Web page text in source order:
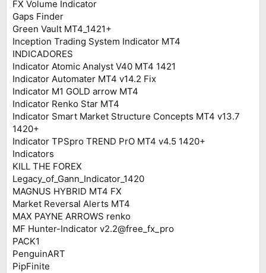
FX Volume Indicator
Gaps Finder
Green Vault MT4_1421+
Inception Trading System Indicator MT4
INDICADORES
Indicator Atomic Analyst V40 MT4 1421
Indicator Automater MT4 v14.2 Fix
Indicator M1 GOLD arrow MT4
Indicator Renko Star MT4
Indicator Smart Market Structure Concepts MT4 v13.7
1420+
Indicator TPSpro TREND PrO MT4 v4.5 1420+
Indicators
KILL THE FOREX
Legacy_of_Gann_Indicator_1420
MAGNUS HYBRID MT4 FX
Market Reversal Alerts MT4
MAX PAYNE ARROWS renko
MF Hunter-Indicator v2.2@free_fx_pro
PACK1
PenguinART
PipFinite